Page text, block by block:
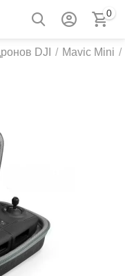
0
DJI / Mavic Mini /